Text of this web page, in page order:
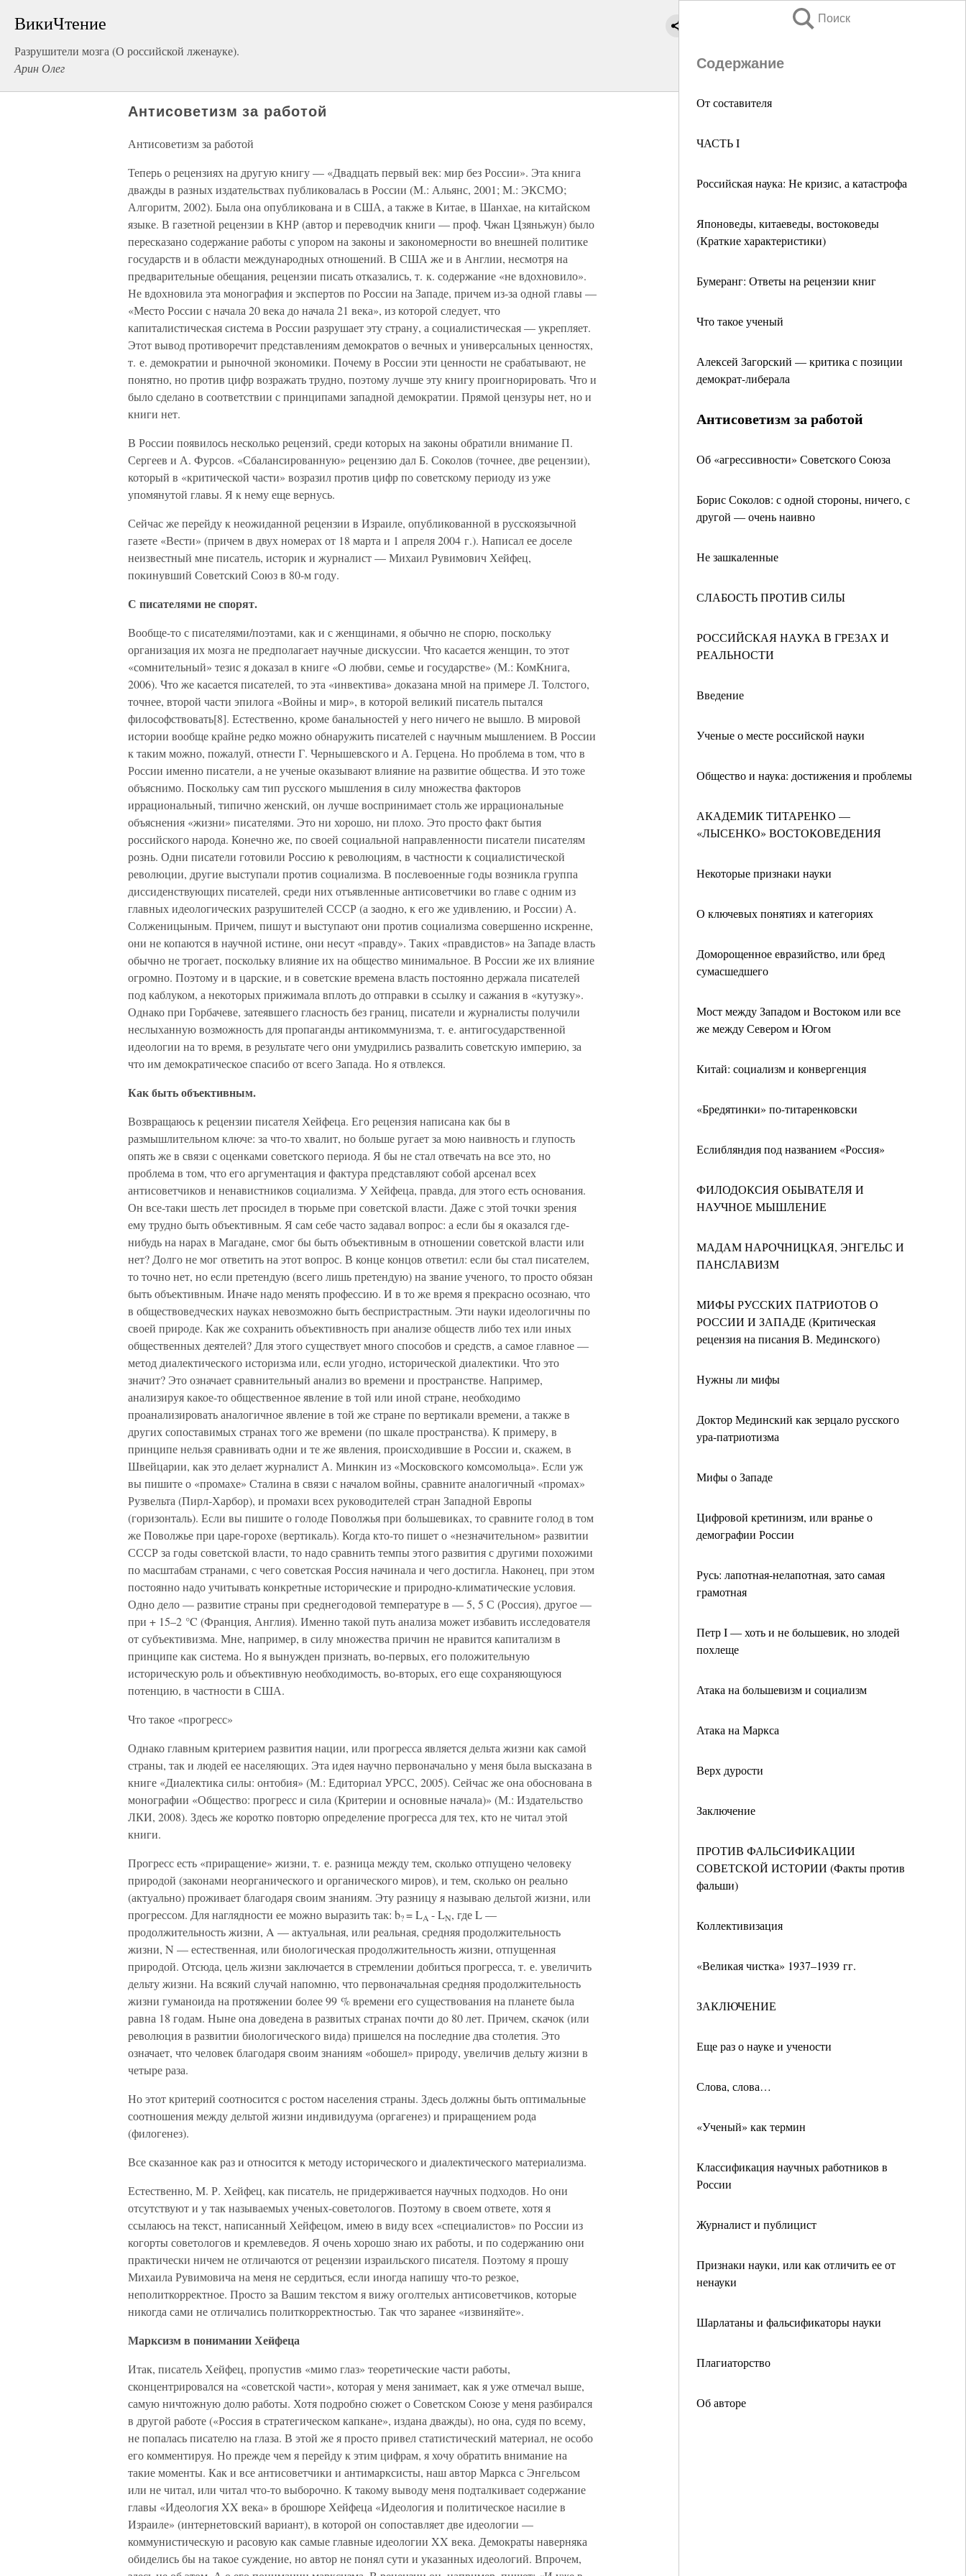
ВикиЧтение
Разрушители мозга (О российской лженауке).
Арин Олег
Поиск
Содержание
От составителя
ЧАСТЬ I
Российская наука: Не кризис, а катастрофа
Японоведы, китаеведы, востоковеды
(Краткие характеристики)
Бумеранг: Ответы на рецензии книг
Что такое ученый
Алексей Загорский — критика с позиции
демократ-либерала
Антисоветизм за работой
Об «агрессивности» Советского Союза
Борис Соколов: с одной стороны, ничего, с
другой — очень наивно
Не зашкаленные
СЛАБОСТЬ ПРОТИВ СИЛЫ
РОССИЙСКАЯ НАУКА В ГРЕЗАХ И
РЕАЛЬНОСТИ
Введение
Ученые о месте российской науки
Общество и наука: достижения и проблемы
АКАДЕМИК ТИТАРЕНКО —
«ЛЫСЕНКО» ВОСТОКОВЕДЕНИЯ
Некоторые признаки науки
О ключевых понятиях и категориях
Доморощенное евразийство, или бред
сумасшедшего
Мост между Западом и Востоком или все
же между Севером и Югом
Китай: социализм и конвергенция
«Бредятинки» по-титаренковски
Еслибляндия под названием «Россия»
ФИЛОДОКСИЯ ОБЫВАТЕЛЯ И
НАУЧНОЕ МЫШЛЕНИЕ
МАДАМ НАРОЧНИЦКАЯ, ЭНГЕЛЬС И
ПАНСЛАВИЗМ
МИФЫ РУССКИХ ПАТРИОТОВ О
РОССИИ И ЗАПАДЕ (Критическая
рецензия на писания В. Мединского)
Нужны ли мифы
Доктор Мединский как зерцало русского
ура-патриотизма
Мифы о Западе
Цифровой кретинизм, или вранье о
демографии России
Русь: лапотная-нелапотная, зато самая
грамотная
Петр I — хоть и не большевик, но злодей
похлеще
Атака на большевизм и социализм
Атака на Маркса
Верх дурости
Заключение
ПРОТИВ ФАЛЬСИФИКАЦИИ
СОВЕТСКОЙ ИСТОРИИ (Факты против
фальши)
Коллективизация
«Великая чистка» 1937–1939 гг.
ЗАКЛЮЧЕНИЕ
Еще раз о науке и учености
Слова, слова…
«Ученый» как термин
Классификация научных работников в
России
Журналист и публицист
Признаки науки, или как отличить ее от
ненауки
Шарлатаны и фальсификаторы науки
Плагиаторство
Об авторе
Антисоветизм за работой
Антисоветизм за работой
Теперь о рецензиях на другую книгу — «Двадцать первый век: мир без России». Эта книга
дважды в разных издательствах публиковалась в России (М.: Альянс, 2001; М.: ЭКСМО;
Алгоритм, 2002). Была она опубликована и в США, а также в Китае, в Шанхае, на китайском
языке. В газетной рецензии в КНР (автор и переводчик книги — проф. Чжан Цзяньжун) было
пересказано содержание работы с упором на законы и закономерности во внешней политике
государств и в области международных отношений. В США же и в Англии, несмотря на
предварительные обещания, рецензии писать отказались, т. к. содержание «не вдохновило».
Не вдохновила эта монография и экспертов по России на Западе, причем из-за одной главы —
«Место России с начала 20 века до начала 21 века», из которой следует, что
капиталистическая система в России разрушает эту страну, а социалистическая — укрепляет.
Этот вывод противоречит представлениям демократов о вечных и универсальных ценностях,
т. е. демократии и рыночной экономики. Почему в России эти ценности не срабатывают, не
понятно, но против цифр возражать трудно, поэтому лучше эту книгу проигнорировать. Что и
было сделано в соответствии с принципами западной демократии. Прямой цензуры нет, но и
книги нет.
В России появилось несколько рецензий, среди которых на законы обратили внимание П.
Сергеев и А. Фурсов. «Сбалансированную» рецензию дал Б. Соколов (точнее, две рецензии),
который в «критической части» возразил против цифр по советскому периоду из уже
упомянутой главы. Я к нему еще вернусь.
Сейчас же перейду к неожиданной рецензии в Израиле, опубликованной в русскоязычной
газете «Вести» (причем в двух номерах от 18 марта и 1 апреля 2004 г.). Написал ее доселе
неизвестный мне писатель, историк и журналист — Михаил Рувимович Хейфец,
покинувший Советский Союз в 80-м году.
С писателями не спорят.
Вообще-то с писателями/поэтами, как и с женщинами, я обычно не спорю, поскольку
организация их мозга не предполагает научные дискуссии. Что касается женщин, то этот
«сомнительный» тезис я доказал в книге «О любви, семье и государстве» (М.: КомКнига,
2006). Что же касается писателей, то эта «инвектива» доказана мной на примере Л. Толстого,
точнее, второй части эпилога «Войны и мир», в которой великий писатель пытался
философствовать[8]. Естественно, кроме банальностей у него ничего не вышло. В мировой
истории вообще крайне редко можно обнаружить писателей с научным мышлением. В России
к таким можно, пожалуй, отнести Г. Чернышевского и А. Герцена. Но проблема в том, что в
России именно писатели, а не ученые оказывают влияние на развитие общества. И это тоже
объяснимо. Поскольку сам тип русского мышления в силу множества факторов
иррациональный, типично женский, он лучше воспринимает столь же иррациональные
объяснения «жизни» писателями. Это ни хорошо, ни плохо. Это просто факт бытия
российского народа. Конечно же, по своей социальной направленности писатели писателям
рознь. Одни писатели готовили Россию к революциям, в частности к социалистической
революции, другие выступали против социализма. В послевоенные годы возникла группа
диссиденствующих писателей, среди них отъявленные антисоветчики во главе с одним из
главных идеологических разрушителей СССР (а заодно, к его же удивлению, и России) А.
Солженицыным. Причем, пишут и выступают они против социализма совершенно искренне,
они не копаются в научной истине, они несут «правду». Таких «правдистов» на Западе власть
обычно не трогает, поскольку влияние их на общество минимальное. В России же их влияние
огромно. Поэтому и в царские, и в советские времена власть постоянно держала писателей
под каблуком, а некоторых прижимала вплоть до отправки в ссылку и сажания в «кутузку».
Однако при Горбачеве, затеявшего гласность без границ, писатели и журналисты получили
неслыханную возможность для пропаганды антикоммунизма, т. е. антигосударственной
идеологии на то время, в результате чего они умудрились развалить советскую империю, за
что им демократическое спасибо от всего Запада. Но я отвлекся.
Как быть объективным.
Возвращаюсь к рецензии писателя Хейфеца. Его рецензия написана как бы в
размышлительном ключе: за что-то хвалит, но больше ругает за мою наивность и глупость
опять же в связи с оценками советского периода. Я бы не стал отвечать на все это, но
проблема в том, что его аргументация и фактура представляют собой арсенал всех
антисоветчиков и ненавистников социализма. У Хейфеца, правда, для этого есть основания.
Он все-таки шесть лет просидел в тюрьме при советской власти. Даже с этой точки зрения
ему трудно быть объективным. Я сам себе часто задавал вопрос: а если бы я оказался где-
нибудь на нарах в Магадане, смог бы быть объективным в отношении советской власти или
нет? Долго не мог ответить на этот вопрос. В конце концов ответил: если бы стал писателем,
то точно нет, но если претендую (всего лишь претендую) на звание ученого, то просто обязан
быть объективным. Иначе надо менять профессию. И в то же время я прекрасно осознаю, что
в обществоведческих науках невозможно быть беспристрастным. Эти науки идеологичны по
своей природе. Как же сохранить объективность при анализе обществ либо тех или иных
общественных деятелей? Для этого существует много способов и средств, а самое главное —
метод диалектического историзма или, если угодно, исторической диалектики. Что это
значит? Это означает сравнительный анализ во времени и пространстве. Например,
анализируя какое-то общественное явление в той или иной стране, необходимо
проанализировать аналогичное явление в той же стране по вертикали времени, а также в
других сопоставимых странах того же времени (по шкале пространства). К примеру, в
принципе нельзя сравнивать одни и те же явления, происходившие в России и, скажем, в
Швейцарии, как это делает журналист А. Минкин из «Московского комсомольца». Если уж
вы пишите о «промахе» Сталина в связи с началом войны, сравните аналогичный «промах»
Рузвельта (Пирл-Харбор), и промахи всех руководителей стран Западной Европы
(горизонталь). Если вы пишите о голоде Поволжья при большевиках, то сравните голод в том
же Поволжье при царе-горохе (вертикаль). Когда кто-то пишет о «незначительном» развитии
СССР за годы советской власти, то надо сравнить темпы этого развития с другими похожими
по масштабам странами, с чего советская Россия начинала и чего достигла. Наконец, при этом
постоянно надо учитывать конкретные исторические и природно-климатические условия.
Одно дело — развитие страны при среднегодовой температуре в — 5, 5 С (Россия), другое —
при + 15–2 °C (Франция, Англия). Именно такой путь анализа может избавить исследователя
от субъективизма. Мне, например, в силу множества причин не нравится капитализм в
принципе как система. Но я вынужден признать, во-первых, его положительную
историческую роль и объективную необходимость, во-вторых, его еще сохраняющуюся
потенцию, в частности в США.
Что такое «прогресс»
Однако главным критерием развития нации, или прогресса является дельта жизни как самой
страны, так и людей ее населяющих. Эта идея научно первоначально у меня была высказана в
книге «Диалектика силы: онтобия» (М.: Едиториал УРСС, 2005). Сейчас же она обоснована в
монографии «Общество: прогресс и сила (Критерии и основные начала)» (М.: Издательство
ЛКИ, 2008). Здесь же коротко повторю определение прогресса для тех, кто не читал этой
книги.
Прогресс есть «приращение» жизни, т. е. разница между тем, сколько отпущено человеку
природой (законами неорганического и органического миров), и тем, сколько он реально
(актуально) проживает благодаря своим знаниям. Эту разницу я называю дельтой жизни, или
прогрессом. Для наглядности ее можно выразить так: b?= LA - LN, где L —
продолжительность жизни, A — актуальная, или реальная, средняя продолжительность
жизни, N — естественная, или биологическая продолжительность жизни, отпущенная
природой. Отсюда, цель жизни заключается в стремлении добиться прогресса, т. е. увеличить
дельту жизни. На всякий случай напомню, что первоначальная средняя продолжительность
жизни гуманоида на протяжении более 99 % времени его существования на планете была
равна 18 годам. Ныне она доведена в развитых странах почти до 80 лет. Причем, скачок (или
революция в развитии биологического вида) пришелся на последние два столетия. Это
означает, что человек благодаря своим знаниям «обошел» природу, увеличив дельту жизни в
четыре раза.
Но этот критерий соотносится с ростом населения страны. Здесь должны быть оптимальные
соотношения между дельтой жизни индивидуума (оргагенез) и приращением рода
(филогенез).
Все сказанное как раз и относится к методу исторического и диалектического материализма.
Естественно, М. Р. Хейфец, как писатель, не придерживается научных подходов. Но они
отсутствуют и у так называемых ученых-советологов. Поэтому в своем ответе, хотя я
ссылаюсь на текст, написанный Хейфецом, имею в виду всех «специалистов» по России из
когорты советологов и кремлеведов. Я очень хорошо знаю их работы, и по содержанию они
практически ничем не отличаются от рецензии израильского писателя. Поэтому я прошу
Михаила Рувимовича на меня не сердиться, если иногда напишу что-то резкое,
неполиткорректное. Просто за Вашим текстом я вижу оголтелых антисоветчиков, которые
никогда сами не отличались политкорректностью. Так что заранее «извиняйте».
Марксизм в понимании Хейфеца
Итак, писатель Хейфец, пропустив «мимо глаз» теоретические части работы,
сконцентрировался на «советской части», которая у меня занимает, как я уже отмечал выше,
самую ничтожную долю работы. Хотя подробно сюжет о Советском Союзе у меня разбирался
в другой работе («Россия в стратегическом капкане», издана дважды), но она, судя по всему,
не попалась писателю на глаза. В этой же я просто привел статистический материал, не особо
его комментируя. Но прежде чем я перейду к этим цифрам, я хочу обратить внимание на
такие моменты. Как и все антисоветчики и антимарксисты, наш автор Маркса с Энгельсом
или не читал, или читал что-то выборочно. К такому выводу меня подталкивает содержание
главы «Идеология XX века» в брошюре Хейфеца «Идеология и политическое насилие в
Израиле» (интернетовский вариант), в которой он сопоставляет две идеологии —
коммунистическую и расовую как самые главные идеологии XX века. Демократы наверняка
обиделись бы на такое суждение, но автор не понял сути и указанных идеологий. Впрочем,